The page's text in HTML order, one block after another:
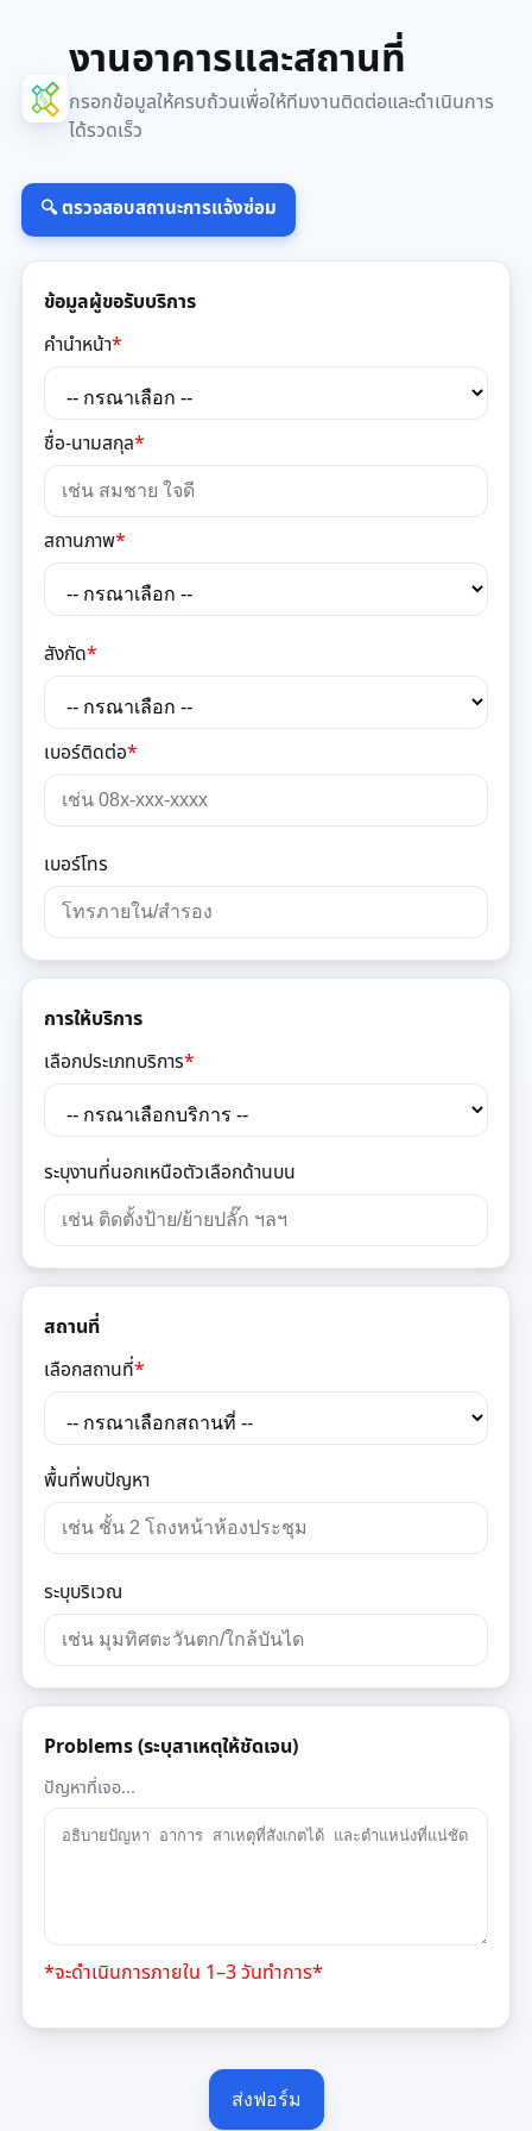
งานอาคารและสถานที่
กรอกข้อมูลให้ครบถ้วนเพื่อให้ทีมงานติดต่อและดำเนินการ
ได้รวดเร็ว
🔍 ตรวจสอบสถานะการแจ้งซ่อม
ข้อมูลผู้ขอรับบริการ
คำนำหน้า*
ชื่อ-นามสกุล*
สถานภาพ*
สังกัด*
เบอร์ติดต่อ*
เบอร์โทร
การให้บริการ
เลือกประเภทบริการ*
ระบุงานที่นอกเหนือตัวเลือกด้านบน
สถานที่
เลือกสถานที่*
พื้นที่พบปัญหา
ระบุบริเวณ
Problems (ระบุสาเหตุให้ชัดเจน)
ปัญหาที่เจอ...
*จะดำเนินการภายใน 1–3 วันทำการ*
ส่งฟอร์ม